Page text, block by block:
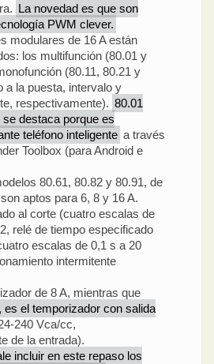
La novedad es que son
PWM clever.
modulares de 16 A están
los multifunción (80.01 y
(80.11, 80.21 y
a la puesta, intervalo y
respectivamente). 80.01
destaca porque es
teléfono inteligente a través
Toolbox (para Android e
80.61, 80.82 y 80.91, de
aptos para 6, 8 y 16 A.
al corte (cuatro escalas de
relé de tiempo especificado
escalas de 0,1 s a 20
intermitente
de 8 A, mientras que
es el temporizador con salida
240 Vca/cc,
de la entrada).
incluir en este repaso los